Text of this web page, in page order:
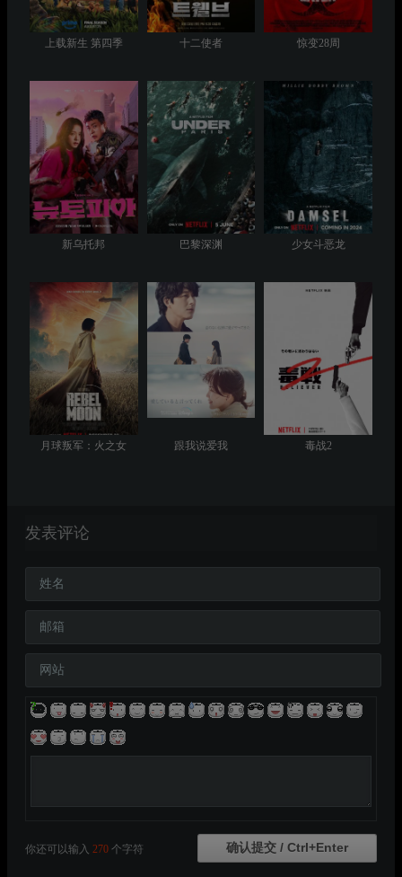
上载新生 第四季 十二使者 惊变28周
新乌托邦 巴黎深渊 少女斗恶龙
月球叛军：火之女 跟我说爱我 毒战2
发表评论
姓名
邮箱
网站
你还可以输入 270 个字符